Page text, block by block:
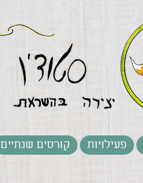
פעילויות קורסים שנתיים